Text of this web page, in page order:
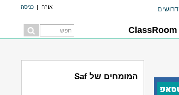
אורח | כניסה דרושים
ClassRoom
המומחים של Saf